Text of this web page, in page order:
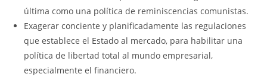
última como una política de reminiscencias comunistas.
Exagerar conciente y planificadamente las regulaciones
que establece el Estado al mercado, para habilitar una
política de libertad total al mundo empresarial,
especialmente el financiero.